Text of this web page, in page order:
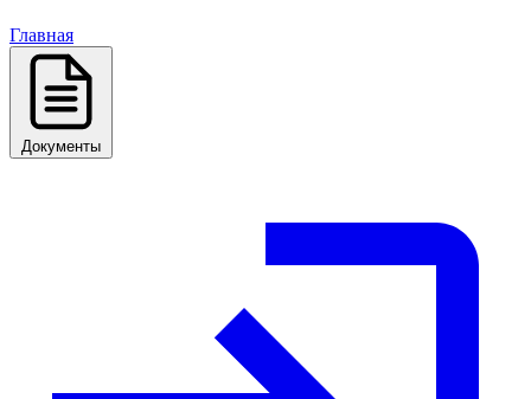
Главная
Документы